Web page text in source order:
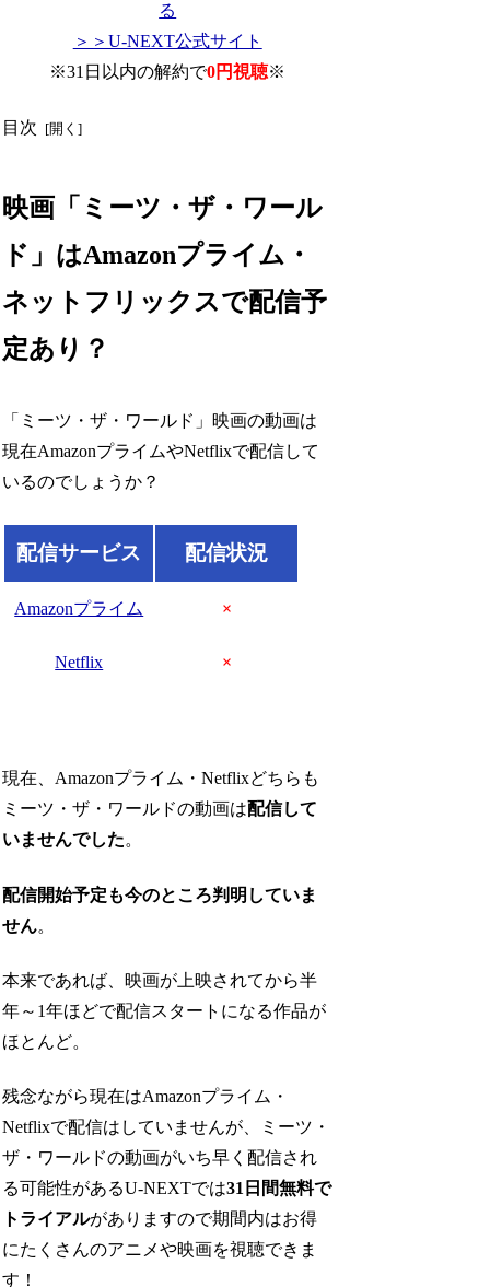
る
＞＞U-NEXT公式サイト
※31日以内の解約で0円視聴※
目次
映画「ミーツ・ザ・ワール
ド」はAmazonプライム・
ネットフリックスで配信予
定あり？
「ミーツ・ザ・ワールド」映画の動画は
現在AmazonプライムやNetflixで配信して
いるのでしょうか？
配信サービス 配信状況
Amazonプライム ×
Netflix ×
現在、Amazonプライム・Netflixどちらも
ミーツ・ザ・ワールドの動画は配信して
いませんでした。
配信開始予定も今のところ判明していま
せん。
本来であれば、映画が上映されてから半
年～1年ほどで配信スタートになる作品が
ほとんど。
残念ながら現在はAmazonプライム・
Netflixで配信はしていませんが、ミーツ・
ザ・ワールドの動画がいち早く配信され
る可能性があるU-NEXTでは31日間無料で
トライアルがありますので期間内はお得
にたくさんのアニメや映画を視聴できま
す！